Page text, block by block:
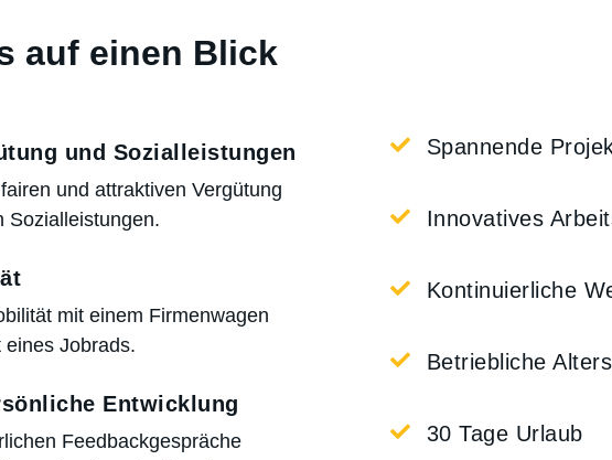
auf einen Blick
und Sozialleistungen
und attraktiven Vergütung
Sozialleistungen.
mit einem Firmenwagen
Jobrads.
Entwicklung
Feedbackgespräche
 Spannende
 Innovatives
 Kontinuierliche
 Betriebliche
 30 Tage Urlaub